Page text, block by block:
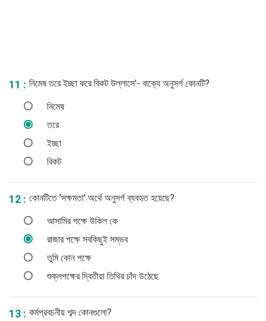
11 : নিমেষ তরে ইচ্ছা করে বিকট উল্লাসে'- বাক্যে অনুসর্গ কোনটি?
নিমেষ
তরে
ইচ্ছা
বিকট
12 : কোনটিতে 'সক্ষমতা' অর্থে অনুসর্গ ব্যবহৃত হয়েছে?
আসামির পক্ষে উকিল কে
রাজার পক্ষে সবকিছুই সম্ভব
তুমি কোন পক্ষে
শুক্লপক্ষের দ্বিতীয়া তিথির চাঁদ উঠেছে
13 : কর্মপ্রবচনীয় শব্দ কোনগুলো?